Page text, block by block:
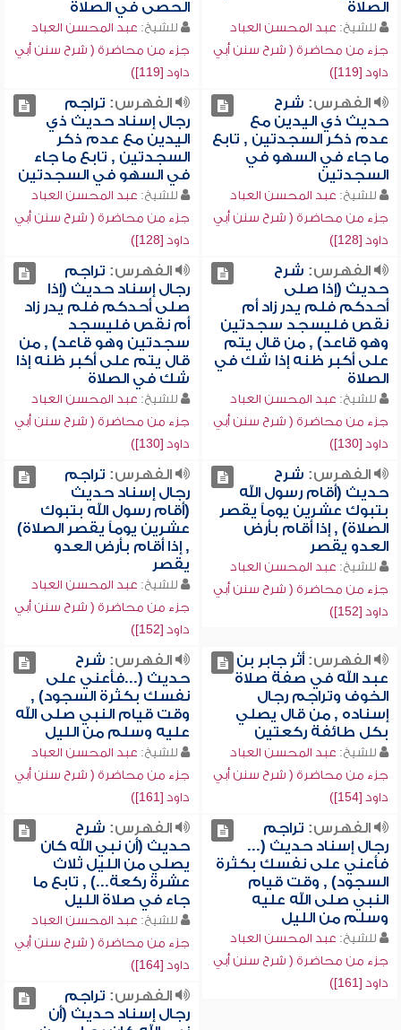
الصلاة
للشيخ: عبد المحسن العباد
جزء من محاضرة ( شرح سنن أبي
داود [119])
الحصى في الصلاة
للشيخ: عبد المحسن العباد
جزء من محاضرة ( شرح سنن أبي
داود [119])
الفهرس: شرح
حديث ذي اليدين مع
عدم ذكر السجدتين , تابع
ما جاء في السهو في
السجدتين
للشيخ: عبد المحسن العباد
جزء من محاضرة ( شرح سنن أبي
داود [128])
الفهرس: تراجم
رجال إسناد حديث ذي
اليدين مع عدم ذكر
السجدتين , تابع ما جاء
في السهو في السجدتين
للشيخ: عبد المحسن العباد
جزء من محاضرة ( شرح سنن أبي
داود [128])
الفهرس: شرح
حديث (إذا صلى
أحدكم فلم يدر زاد أم
نقص فليسجد سجدتين
وهو قاعد) , من قال يتم
على أكبر ظنه إذا شك في
الصلاة
للشيخ: عبد المحسن العباد
جزء من محاضرة ( شرح سنن أبي
داود [130])
الفهرس: تراجم
رجال إسناد حديث (إذا
صلى أحدكم فلم يدر زاد
أم نقص فليسجد
سجدتين وهو قاعد) , من
قال يتم على أكبر ظنه إذا
شك في الصلاة
للشيخ: عبد المحسن العباد
جزء من محاضرة ( شرح سنن أبي
داود [130])
الفهرس: شرح
حديث (أقام رسول الله
بتبوك عشرين يوماً يقصر
الصلاة) , إذا أقام بأرض
العدو يقصر
للشيخ: عبد المحسن العباد
جزء من محاضرة ( شرح سنن أبي
داود [152])
الفهرس: تراجم
رجال إسناد حديث
(أقام رسول الله بتبوك
عشرين يوماً يقصر الصلاة)
, إذا أقام بأرض العدو
يقصر
للشيخ: عبد المحسن العباد
جزء من محاضرة ( شرح سنن أبي
داود [152])
الفهرس:أثر جابر بن
عبد الله في صفة صلاة
الخوف وتراجم رجال
إسناده , من قال يصلي
بكل طائفة ركعتين
للشيخ: عبد المحسن العباد
جزء من محاضرة ( شرح سنن أبي
داود [154])
الفهرس: شرح
حديث (...فأعني على
نفسك بكثرة السجود) ,
وقت قيام النبي صلى الله
عليه وسلم من الليل
للشيخ: عبد المحسن العباد
جزء من محاضرة ( شرح سنن أبي
داود [161])
الفهرس: تراجم
رجال إسناد حديث (...
فأعني على نفسك بكثرة
السجود) , وقت قيام
النبي صلى الله عليه
وسلم من الليل
للشيخ: عبد المحسن العباد
جزء من محاضرة ( شرح سنن أبي
داود [161])
الفهرس: شرح
حديث (أن نبي الله كان
يصلي من الليل ثلاث
عشرة ركعة...) , تابع ما
جاء في صلاة الليل
للشيخ: عبد المحسن العباد
جزء من محاضرة ( شرح سنن أبي
داود [164])
الفهرس: تراجم
رجال إسناد حديث (أن